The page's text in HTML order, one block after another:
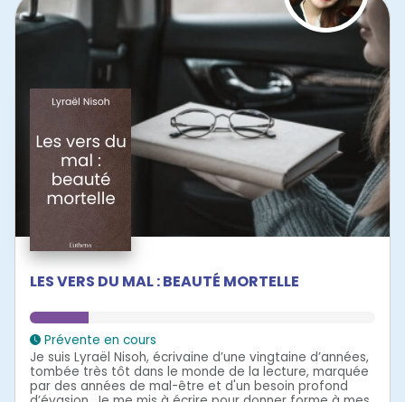
LES VERS DU MAL : BEAUTÉ MORTELLE
Prévente en cours
Je suis Lyraël Nisoh, écrivaine d’une vingtaine d’années,
tombée très tôt dans le monde de la lecture, marquée
par des années de mal-être et d'un besoin profond